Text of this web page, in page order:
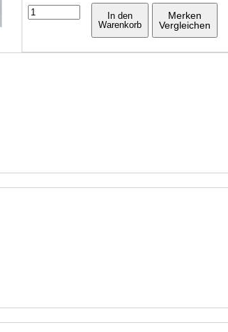
In den
Warenkorb
Merken
Vergleichen